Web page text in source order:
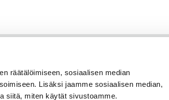
räätälöimiseen, sosiaalisen median
Lisäksi jaamme sosiaalisen median,
siitä, miten käytät sivustoamme.